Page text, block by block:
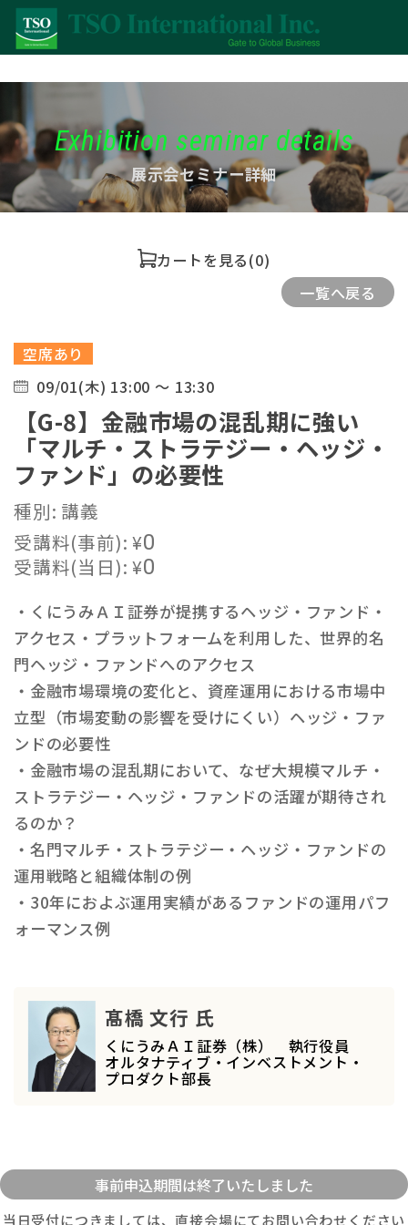
Exhibition seminar details
展示会セミナー詳細
カートを見る(0)
一覧へ戻る
空席あり
09/01(木) 13:00 ～ 13:30
【G-8】金融市場の混乱期に強い
「マルチ・ストラテジー・ヘッジ・
ファンド」の必要性
種別: 講義
受講料(事前):¥0
受講料(当日):¥0
・くにうみＡＩ証券が提携するヘッジ・ファンド・
アクセス・プラットフォームを利用した、世界的名
門ヘッジ・ファンドへのアクセス
・金融市場環境の変化と、資産運用における市場中
立型（市場変動の影響を受けにくい）ヘッジ・ファ
ンドの必要性
・金融市場の混乱期において、なぜ大規模マルチ・
ストラテジー・ヘッジ・ファンドの活躍が期待され
るのか？
・名門マルチ・ストラテジー・ヘッジ・ファンドの
運用戦略と組織体制の例
・30年におよぶ運用実績があるファンドの運用パフ
ォーマンス例
髙橋 文行 氏
くにうみＡＩ証券（株） 執行役員
オルタナティブ・インベストメント・
プロダクト部長
当日受付につきましては、直接会場にてお問い合わせください